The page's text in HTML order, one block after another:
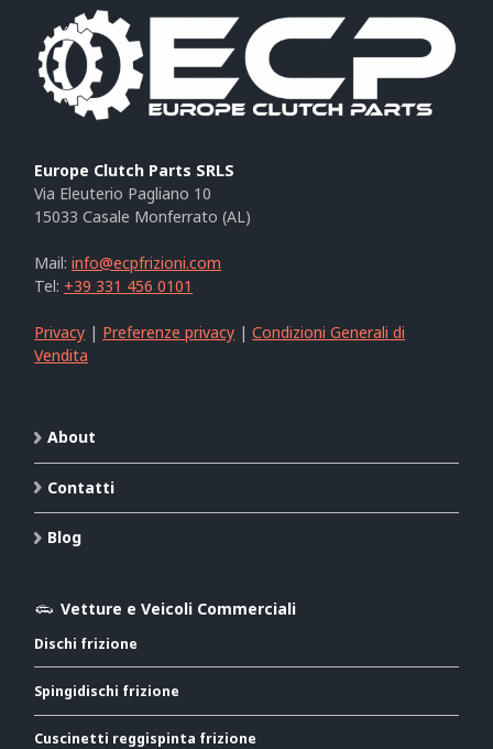
Europe Clutch Parts SRLS
Via Eleuterio Pagliano 10
15033 Casale Monferrato (AL)
Mail:info@ecpfrizioni.com
Tel: +39 331 456 0101
Privacy | Preferenze privacy |Condizioni Generali di
Vendita
About
Contatti
Blog
Vetture e Veicoli Commerciali
Dischi frizione
Spingidischi frizione
Cuscinetti reggispinta frizione